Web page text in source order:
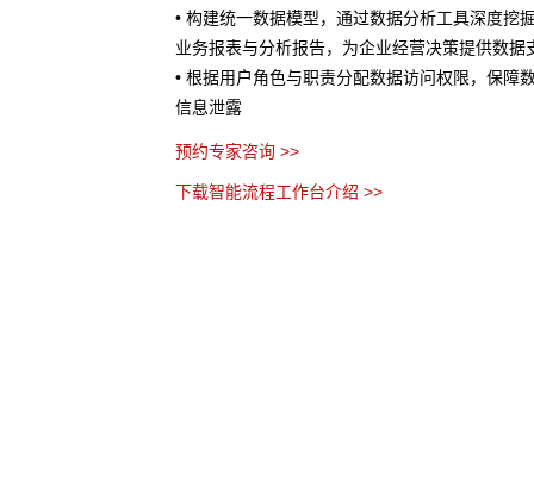
估等场景中发挥作用
预约专家咨询 >>
下载智能流程工作台介绍 >>